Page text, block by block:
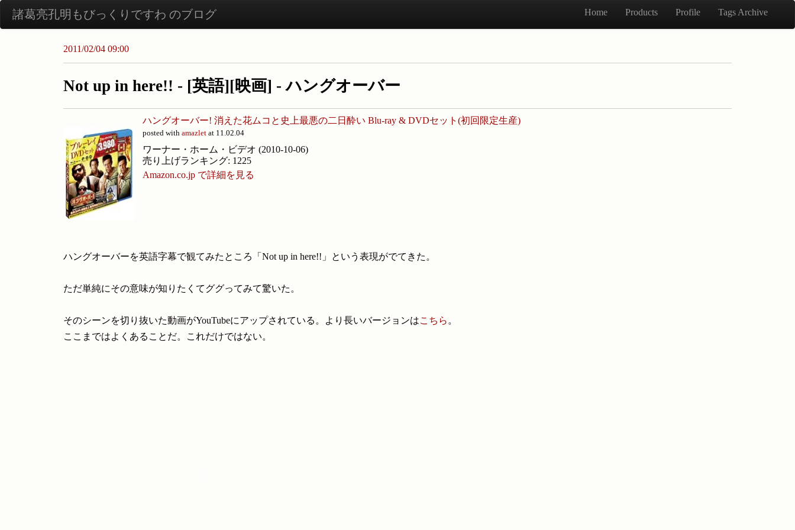
諸葛亮孔明もびっくりですわ のブログ Home Products Profile Tags Archive
2011/02/04 09:00
Not up in here!! - [英語][映画] - ハングオーバー
ハングオーバー! 消えた花ムコと史上最悪の二日酔い Blu-ray & DVDセット(初回限定生産)
posted with amazlet at 11.02.04
ワーナー・ホーム・ビデオ (2010-10-06)
売り上げランキング: 1225
Amazon.co.jp で詳細を見る
ハングオーバーを英語字幕で観てみたところ「Not up in here!!」という表現がでてきた。
ただ単純にその意味が知りたくてググってみて驚いた。
そのシーンを切り抜いた動画がYouTubeにアップされている。より長いバージョンはこちら 。
ここまではよくあることだ。これだけではない。